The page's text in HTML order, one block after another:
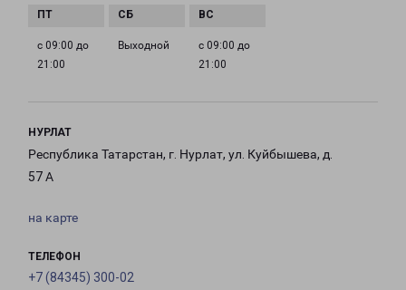
с 09:00 до
21:00
Выходной
с 09:00 до
21:00
НУРЛАТ
Республика Татарстан, г. Нурлат, ул. Куйбышева, д.
57 А
на карте
ТЕЛЕФОН
+7 (84345) 300-02